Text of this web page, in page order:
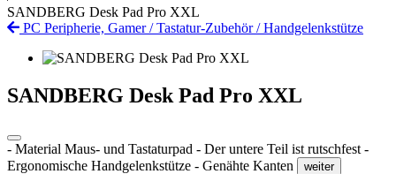
SANDBERG Desk Pad Pro XXL
PC Peripherie, Gamer/Tastatur-Zubehör/Handgelenkstütze
SANDBERG Desk Pad Pro XXL
- Material Maus- und Tastaturpad - Der untere Teil ist rutschfest -
Ergonomische Handgelenkstütze - Genähte Kanten
weiter